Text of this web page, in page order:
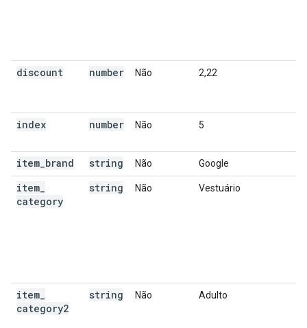
discount number Não 2,22
index number Não 5
item brand string Não Google
item
category
string Não Vestuário
item
category2
string Não Adulto